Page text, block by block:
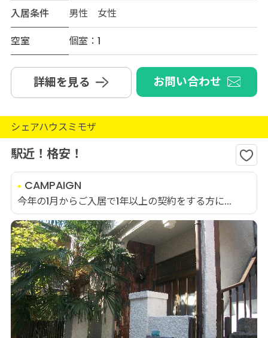
入居条件
男性 女性
空室
個室：1
詳細を見る お問い合わせ
シェアハウスミモザ
駅近！格安！
CAMPAIGN
今年の1月からご入居で1年以上の契約をする方に...